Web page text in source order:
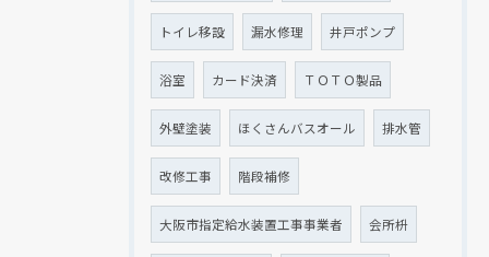
トイレ移設 漏水修理 井戸ポンプ
浴室 カード決済 ＴＯＴＯ製品
外壁塗装 ほくさんバスオール 排水管
改修工事 階段補修
大阪市指定給水装置工事事業者 会所枡